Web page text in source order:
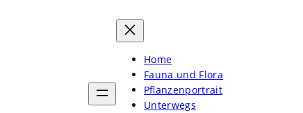
Home
Fauna und Flora
Pflanzenportrait
Unterwegs